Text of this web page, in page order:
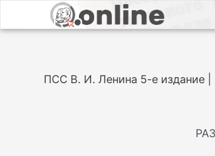
ПСС В. И. Ленина 5-е издание |